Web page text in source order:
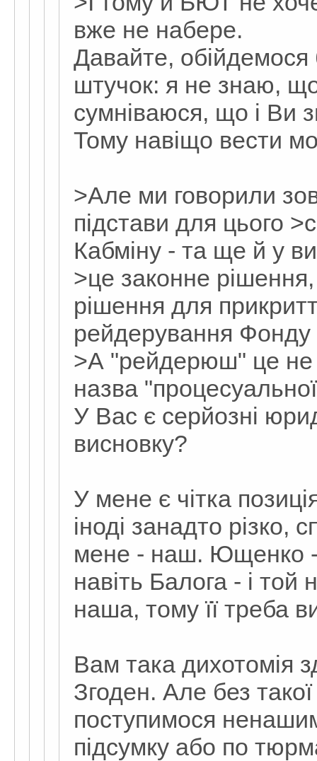
вже не набере.
Давайте, обійдемося
штучок: я не знаю,
сумніваюся, що і Ви
Тому навіщо вести
>Але ми говорили
підстави для цього
Кабміну - та ще й у
>це законне рішення,
рішення для
рейдерування
>А "рейдерюш" це не
назва "процесуальної
У Вас є серйозні
висновку?
У мене є чітка
іноді занадто
мене - наш. Ющенко
навіть Балога - і
наша, тому її треба
Вам така дихотомія
Згоден. Але без
поступимося
підсумку або по